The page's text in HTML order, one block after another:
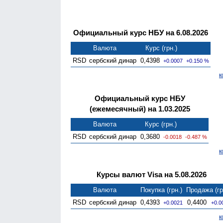
Официальный курс НБУ на 6.08.2026
Валюта
Курс (грн.)
RSD сербский динар 0,4398 +0.0007 +0.150 %
Официальный курс НБУ
(ежемесячный) на 1.03.2025
Валюта
Курс (грн.)
RSD сербский динар 0,3680 -0.0018 -0.487 %
Курсы валют Visa на 5.08.2026
Валюта Покупка (грн.) Продажа
RSD сербский динар 0,4393 +0.0021 0,4400